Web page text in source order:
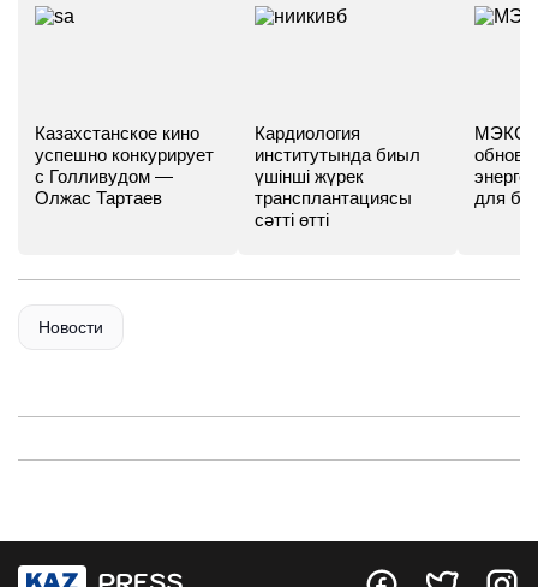
Казахстанское кино
успешно конкурирует
с Голливудом —
Олжас Тартаев
Кардиология
институтында биыл
үшінші жүрек
трансплантациясы
сәтті өтті
МЭКС -
для
Новости